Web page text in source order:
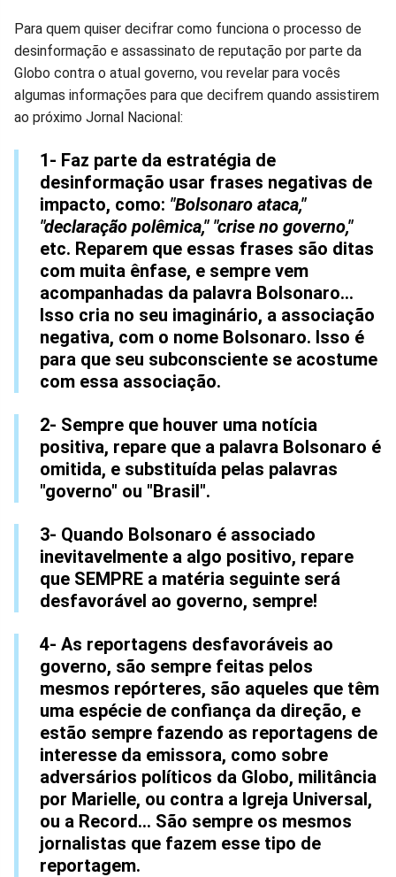
Compartilhar
no
Facebook
Compartilhar
no
Whatsapp
Compartilhar
no
Twitter
Compartilhar
no
Compartilhar
no
Para quem quiser decifrar como funciona o processo de
desinformação e assassinato de reputação por parte da
Globo contra o atual governo, vou revelar para vocês
algumas informações para que decifrem quando assistirem
ao próximo Jornal Nacional:
1- Faz parte da estratégia de
desinformação usar frases negativas de
impacto, como: "Bolsonaro ataca,"
"declaração polêmica," "crise no governo,"
etc. Reparem que essas frases são ditas
com muita ênfase, e sempre vem
acompanhadas da palavra Bolsonaro...
Isso cria no seu imaginário, a associação
negativa, com o nome Bolsonaro. Isso é
para que seu subconsciente se acostume
com essa associação.
2- Sempre que houver uma notícia
positiva, repare que a palavra Bolsonaro é
omitida, e substituída pelas palavras
"governo" ou "Brasil".
3- Quando Bolsonaro é associado
inevitavelmente a algo positivo, repare
que SEMPRE a matéria seguinte será
desfavorável ao governo, sempre!
4- As reportagens desfavoráveis ao
governo, são sempre feitas pelos
mesmos repórteres, são aqueles que têm
uma espécie de confiança da direção, e
estão sempre fazendo as reportagens de
interesse da emissora, como sobre
adversários políticos da Globo, militância
por Marielle, ou contra a Igreja Universal,
ou a Record... São sempre os mesmos
jornalistas que fazem esse tipo de
reportagem.